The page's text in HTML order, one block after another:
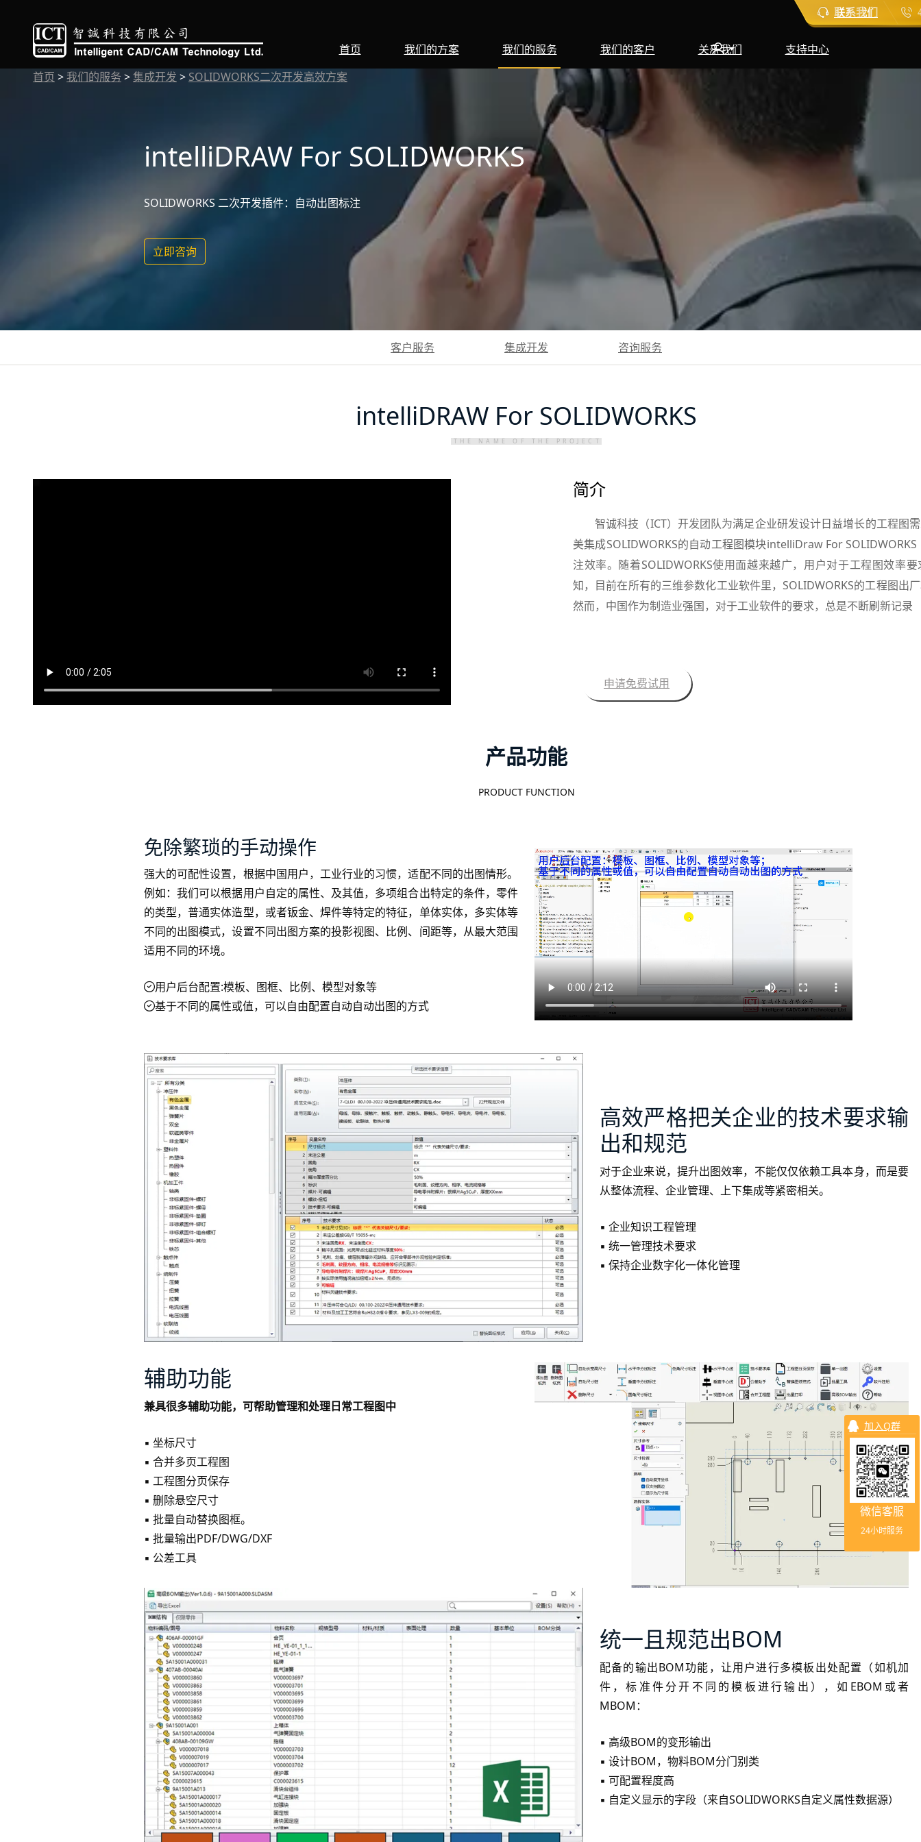
联系我们
首页 我们的方案 我们的服务 我们的客户 关于我们
支持中心
首页 >我们的服务 > 集成开发 > SOLIDWORKS二次开发高效方案
intelliDRAW For SOLIDWORKS
SOLIDWORKS 二次开发插件：自动出图标注
立即咨询
客户服务 集成开发 咨询服务
intelliDRAW For SOLIDWORKS
THE NAME OF THE PROJECT
简介
智诚科技（ICT）开发团队为满足企业研发设计日益增长的工程图
美集成SOLIDWORKS的自动工程图模块intelliDraw For
注效率。随着SOLIDWORKS使用面越来越广，用户对于工程图效率
知，目前在所有的三维参数化工业软件里，SOLIDWORKS的工程图出
然而，中国作为制造业强国，对于工业软件的要求，总是不断刷新记录
申请免费试用
产品功能
PRODUCT FUNCTION
免除繁琐的手动操作
强大的可配性设置，根据中国用户，工业行业的习惯，适配不同的出图情形。
例如：我们可以根据用户自定的属性、及其值，多项组合出特定的条件，零件
的类型，普通实体造型，或者钣金、焊件等特定的特征，单体实体，多实体等
不同的出图模式，设置不同出图方案的投影视图、比例、间距等，从最大范围
适用不同的环境。
用户后台配置:模板、图框、比例、模型对象等
基于不同的属性或值，可以自由配置自动自动出图的方式
高效严格把关企业的技术要求输
出和规范
对于企业来说，提升出图效率，不能仅仅依赖工具本身，而是要
从整体流程、企业管理、上下集成等紧密相关。
▪ 企业知识工程管理
▪ 统一管理技术要求
▪ 保持企业数字化一体化管理
辅助功能
兼具很多辅助功能，可帮助管理和处理日常工程图中
▪ 坐标尺寸
▪ 合并多页工程图
▪ 工程图分页保存
▪ 删除悬空尺寸
▪ 批量自动替换图框。
▪ 批量输出PDF/DWG/DXF
▪ 公差工具
统一且规范出BOM
配备的输出BOM功能，让用户进行多模板出处配置（如机加
件，标准件分开不同的模板进行输出），如EBOM或者
MBOM：
▪ 高级BOM的变形输出
▪ 设计BOM，物料BOM分门别类
▪ 可配置程度高
▪ 自定义显示的字段（来自SOLIDWORKS自定义属性数据源）
加入Q群
微信客服
24小时服务